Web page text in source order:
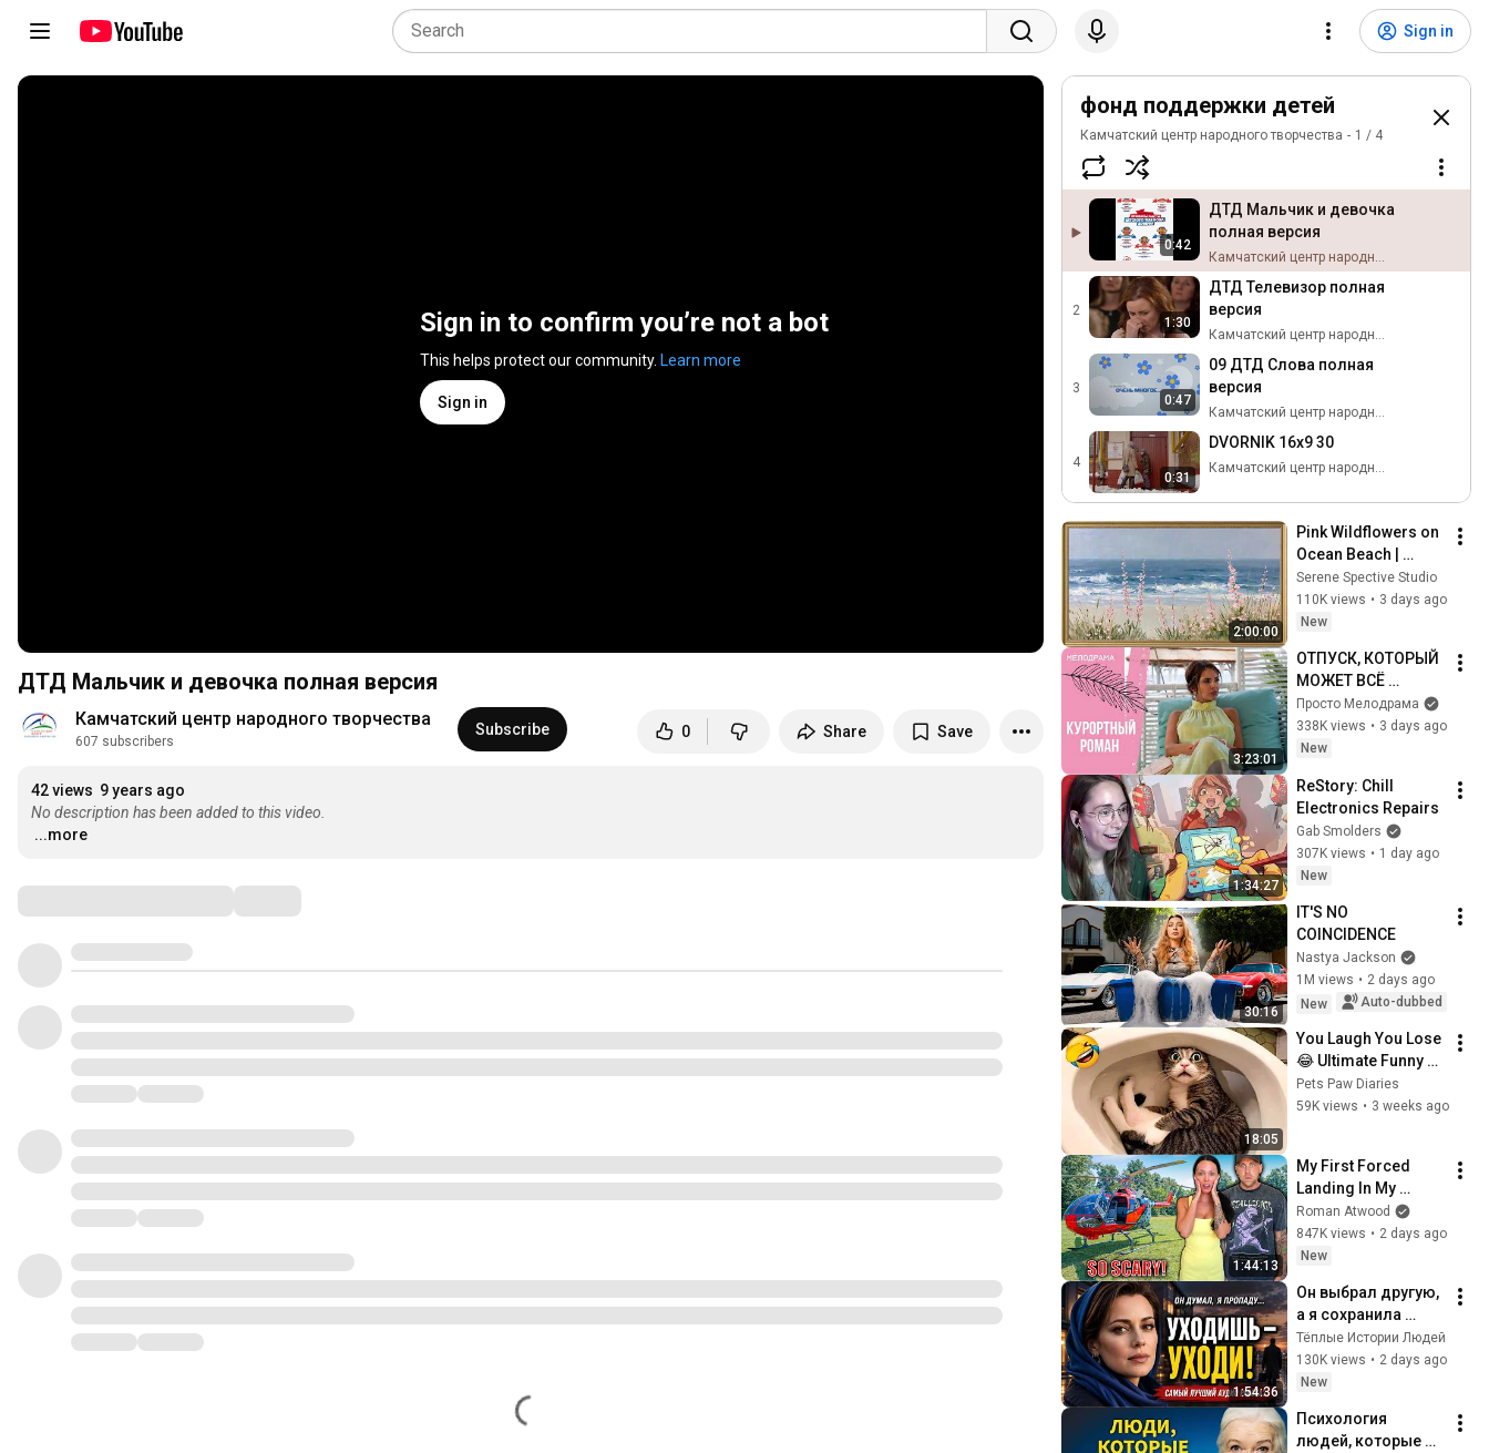
Sign in
Sign in to confirm you’re not a bot
This helps protect our community. Learn more
Sign in
ДТД Мальчик и девочка полная версия
Камчатский центр народного творчества
607 subscribers
Subscribe 0 Share Save
42 views 9 years ago
No description has been added to this video.
...more
фонд поддержки детей
Камчатский центр народного творчества 1 / 4
0:42
ДТД Мальчик и девочка
полная версия
Камчатский центр народного творчества
2
1:30
ДТД Телевизор полная
версия
Камчатский центр народного творчества
3
0:47
09 ДТД Слова полная
версия
Камчатский центр народного творчества
4
0:31
DVORNIK 16х9 30
Камчатский центр народного творчества
2:00:00
Pink Wildflowers on
Ocean Beach |
Vintage Coastal
Seascape Oil
Painting | 4K
Screensaver
Serene Spective Studio
110K views • 3 days ago
New
3:23:01
ОТПУСК, КОТОРЫЙ
МОЖЕТ ВСЁ
ИЗМЕНИТЬ!
Курортный роман.
Все серии
Просто Мелодрама
338K views • 3 days ago
New
1:34:27
ReStory: Chill
Electronics Repairs
Gab Smolders
307K views • 1 day ago
New
30:16
IT'S NO
COINCIDENCE
Nastya Jackson
1M views • 2 days ago
New
Auto-dubbed
18:05
You Laugh You Lose
😂 Ultimate Funny
Cats and Dogs 2026
🐱🐶#17
Pets Paw Diaries
59K views • 3 weeks ago
1:44:13
My First Forced
Landing In My
Helicopter. Very
Scary Experience
But Everyone Is
Roman Atwood
847K views • 2 days ago
New
1:54:36
Он выбрал другую,
а я сохранила
гордость и
отпустила его
Тёплые Истории Людей
130K views • 2 days ago
New
Психология
людей, которые НЕ